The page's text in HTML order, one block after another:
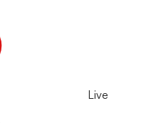
Live